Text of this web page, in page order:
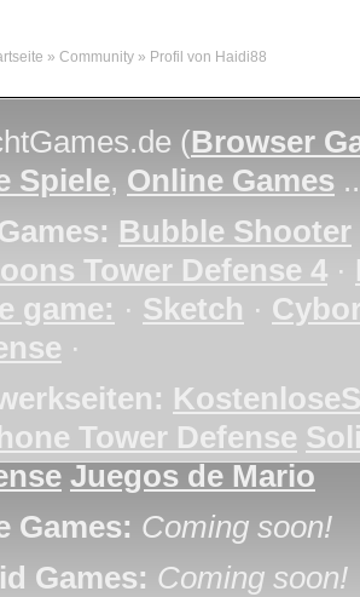
» Community » Profil von Haidi88
(Browser
Spiele, Online Games
Bubble Shooter
Tower Defense 4 ·
game: · Sketch ·
·
Tower Defense
Juegos de Mario
Games: Coming soon!
Games: Coming soon!